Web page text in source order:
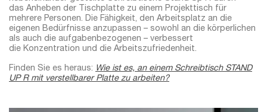
das Anheben der Tischplatte zu einem Projekttisch für
mehrere Personen. Die Fähigkeit, den Arbeitsplatz an die
eigenen Bedürfnisse anzupassen – sowohl an die körperlichen
als auch die aufgabenbezogenen – verbessert
die Konzentration und die Arbeitszufriedenheit.
Finden Sie es heraus: Wie ist es, an einem Schreibtisch STAND
UP R mit verstellbarer Platte zu arbeiten?